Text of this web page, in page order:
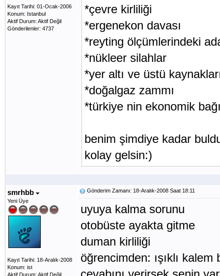
Kayıt Tarihi: 01-Ocak-2006
Konum: Istanbul
Aktif Durum: Aktif Değil
Gönderilenler: 4737
*çevre kirliliği
*ergenekon davası
*reyting ölçümlerindeki
*nükleer silahlar
*yer altı ve üstü
*doğalgaz zammı
*türkiye nin ekonomik
benim şimdiye kadar
kolay gelsin:)
smrhbb
Yeni Üye
Kayıt Tarihi: 18-Aralık-2008
Konum: ist
Aktif Durum: Aktif Değil
Gönderim Zamanı: 18-Aralık-2008 Saat 18:11
uyuya kalma sorunu
otobüste ayakta gitme
duman kirliliği
öğrencimden: ışıklı kalem